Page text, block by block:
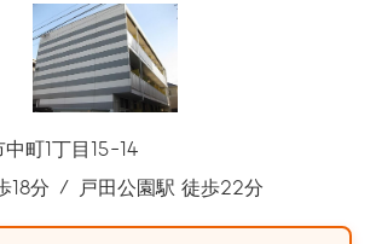
町1丁目15-14
18分
戸田公園駅 徒歩22分